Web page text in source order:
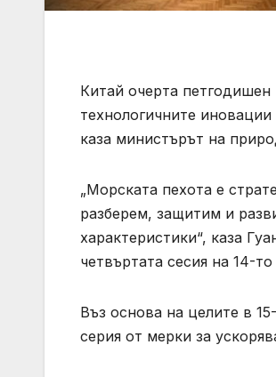
Китай очерта петгодишен
технологичните
каза министърът на
„Морската пехота е
разберем, защитим и
характеристики“, каза
четвъртата сесия на 14-
Въз основа на целите в
серия от мерки за